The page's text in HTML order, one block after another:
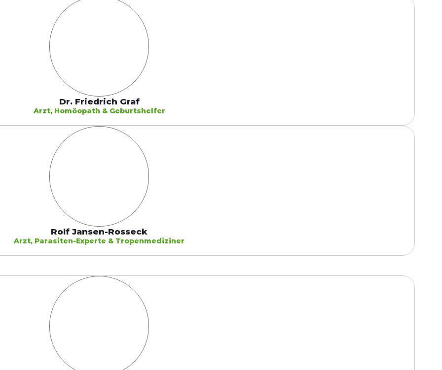
Dr. Friedrich Graf
Arzt, Homöopath & Geburtshelfer
Rolf Jansen-Rosseck
Arzt, Parasiten-Experte & Tropenmediziner